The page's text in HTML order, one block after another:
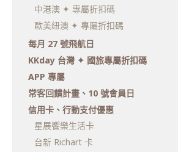
中港澳 ✦ 專屬折扣碼
歐美紐澳 ✦ 專屬折扣碼
每月 27 號飛航日
KKday 台灣 ✦ 國旅專屬折扣碼
APP 專屬
常客回饋計畫、10 號會員日
信用卡、行動支付優惠
星展饗樂生活卡
台新 Richart 卡